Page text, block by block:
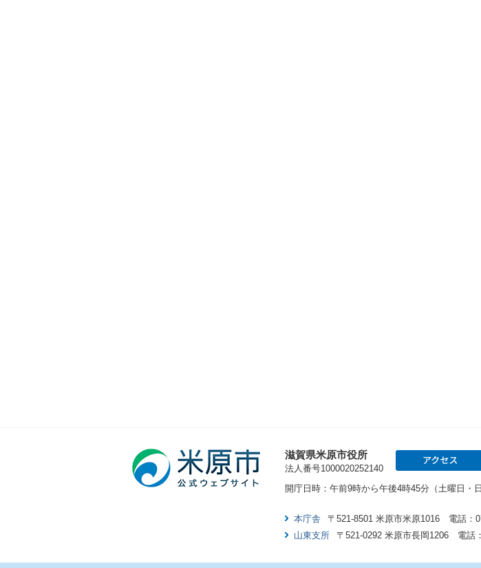
滋賀県米原市役所
法人番号1000020252140
開庁日時：午前9時から午後4時45分（土曜日・
本庁舎
〒521-8501 米原市米原1016 電話：
山東支所
〒521-0292 米原市長岡1206 電話